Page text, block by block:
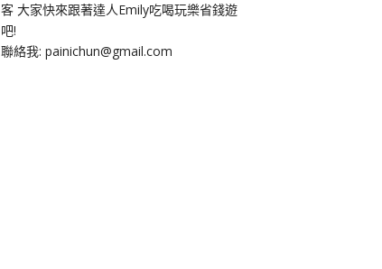
客 大家快來跟著達人Emily吃喝玩樂省錢遊
吧!
聯絡我: painichun@gmail.com